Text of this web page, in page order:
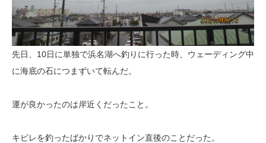
先日、10日に単独で浜名湖へ釣りに行った時、ウェーディング中
に海底の石につまずいて転んだ。
運が良かったのは岸近くだったこと。
キビレを釣ったばかりでネットイン直後のことだった。